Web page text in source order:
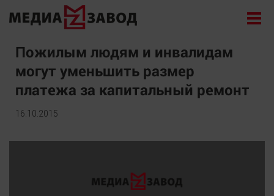
Новости
Экономика
Происшествия
Общество
Пожилым людям и инвалидам
могут уменьшить размер
платежа за капитальный ремонт
16.10.2015